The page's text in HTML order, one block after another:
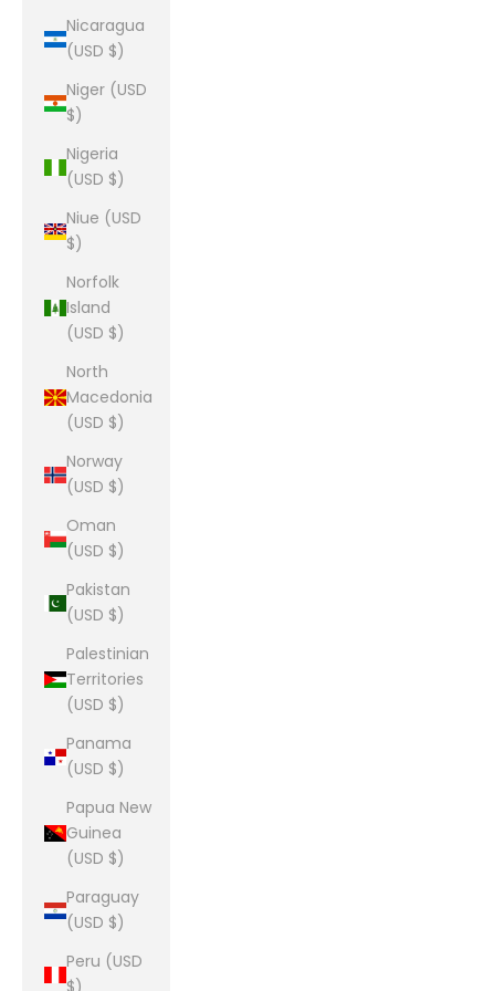
Nicaragua
(USD $)
Niger (USD
$)
Nigeria
(USD $)
Niue (USD
$)
Norfolk
Island
(USD $)
North
Macedonia
(USD $)
Norway
(USD $)
Oman
(USD $)
Pakistan
(USD $)
Palestinian
Territories
(USD $)
Panama
(USD $)
Papua New
Guinea
(USD $)
Paraguay
(USD $)
Peru (USD